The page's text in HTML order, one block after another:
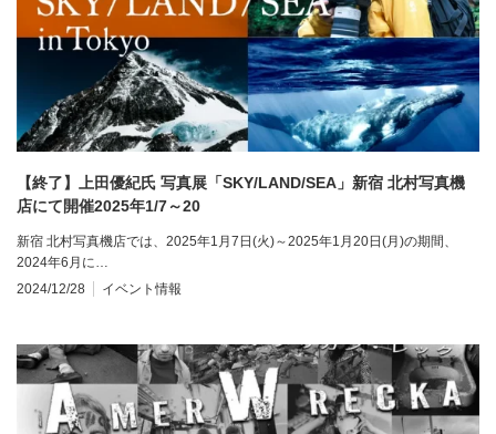
【終了】上田優紀氏 写真展「SKY/LAND/SEA」新宿 北村写真機
店にて開催2025年1/7～20
新宿 北村写真機店では、2025年1月7日(火)～2025年1月20日(月)の期間、
2024年6月に…
2024/12/28
イベント情報